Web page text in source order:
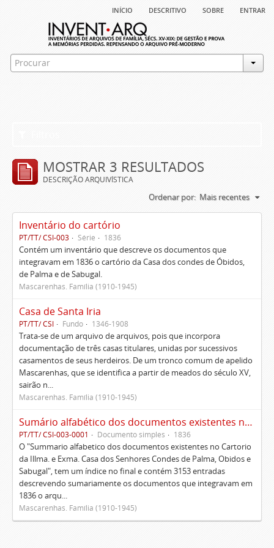
início descritivo sobre entrar
MOSTRAR 3 RESULTADOS
DESCRIÇÃO ARQUIVÍSTICA
Ordenar por: Mais recentes
Inventário do cartório
PT/TT/ CSI-003 Série 1836
Contém um inventário que descreve os documentos que
integravam em 1836 o cartório da Casa dos condes de Óbidos,
de Palma e de Sabugal.
Mascarenhas. Família (1910-1945)
Casa de Santa Iria
PT/TT/ CSI Fundo 1346-1908
Trata-se de um arquivo de arquivos, pois que incorpora
documentação de três casas titulares, unidas por sucessivos
casamentos de seus herdeiros. De um tronco comum de apelido
Mascarenhas, que se identifica a partir de meados do século XV,
sairão n...
Mascarenhas. Família (1910-1945)
Sumário alfabético dos documentos existentes no Cartório da Ilustríssima e Excelentíssima Casa dos senhores condes de Palma, Óbidos e Sabugal
PT/TT/ CSI-003-0001 Documento simples 1836
O "Summario alfabetico dos documentos existentes no Cartorio
da Illma. e Exma. Casa dos Senhores Condes de Palma, Obidos e
Sabugal", tem um índice no final e contém 3153 entradas
descrevendo sumariamente os documentos que integravam em
1836 o arqu...
Mascarenhas. Família (1910-1945)